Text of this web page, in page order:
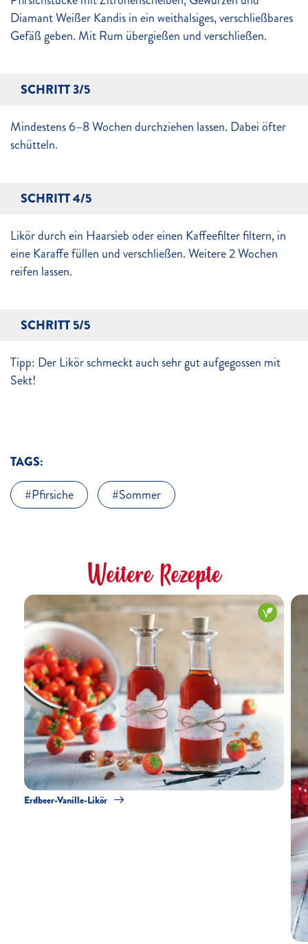
Diamant Weißer Kandis in ein weithalsiges, verschließbares
Gefäß geben. Mit Rum übergießen und verschließen.
SCHRITT 3/5
Mindestens 6–8 Wochen durchziehen lassen. Dabei öfter
schütteln.
SCHRITT 4/5
Likör durch ein Haarsieb oder einen Kaffeefilter filtern, in
eine Karaffe füllen und verschließen. Weitere 2 Wochen
reifen lassen.
SCHRITT 5/5
Tipp: Der Likör schmeckt auch sehr gut aufgegossen mit
Sekt!
TAGS:
Pfirsiche
Sommer
Weitere Rezepte
Erdbeer-Vanille-Likör